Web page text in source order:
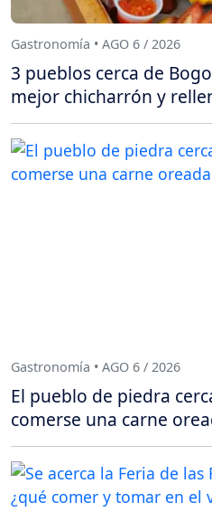
Gastronomía • AGO 6 / 2026
3 pueblos cerca de
mejor chicharrón y
Gastronomía • AGO 6 / 2026
El pueblo de piedra
comerse una carne